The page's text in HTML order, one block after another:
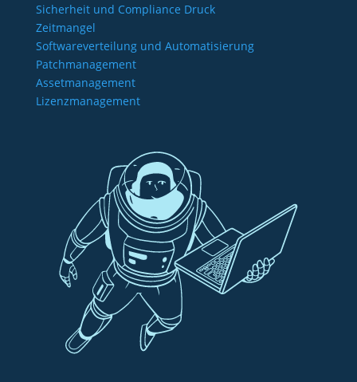
Sicherheit und Compliance Druck
Zeitmangel
Softwareverteilung und Automatisierung
Patchmanagement
Assetmanagement
Lizenzmanagement